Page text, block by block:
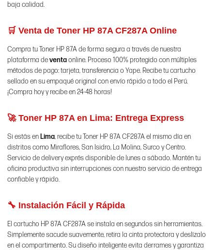
baja calidad.
🛒 Venta de Toner HP 87A CF287A Online
Compra tu Toner HP 87A de forma segura a través de nuestra
plataforma deventaonline. Proceso 100% protegido con múltiples
métodos de pago: tarjeta, transferencia o Yape. Recibe tu cartucho
sellado en su empaqué original con envío rápido a todo el Perú.
¡Compra hoy y recibe en 24-48 horas!
🚀 Toner HP 87A en Lima: Entrega Express
Si estás en Lima, recibe tu Toner HP 87A CF287A el mismo día en
distritos como Miraflores, San Isidro, La Molina, Surco y Centro.
Servicio de delivery exprés disponible de lunes a sábado. Mantén tu
oficina productiva sin interrupciones con nuestro servicio de entrega
confiable y rápido.
🔧 Instalación Fácil y Rápida
El cartucho HP 87A CF287A se instala en segundos sin herramientas.
Simplemente sacude suavemente, retira la cinta protectora y deslízalo
en el compartimento. Su diseño inteligente evita derrames y garantiza